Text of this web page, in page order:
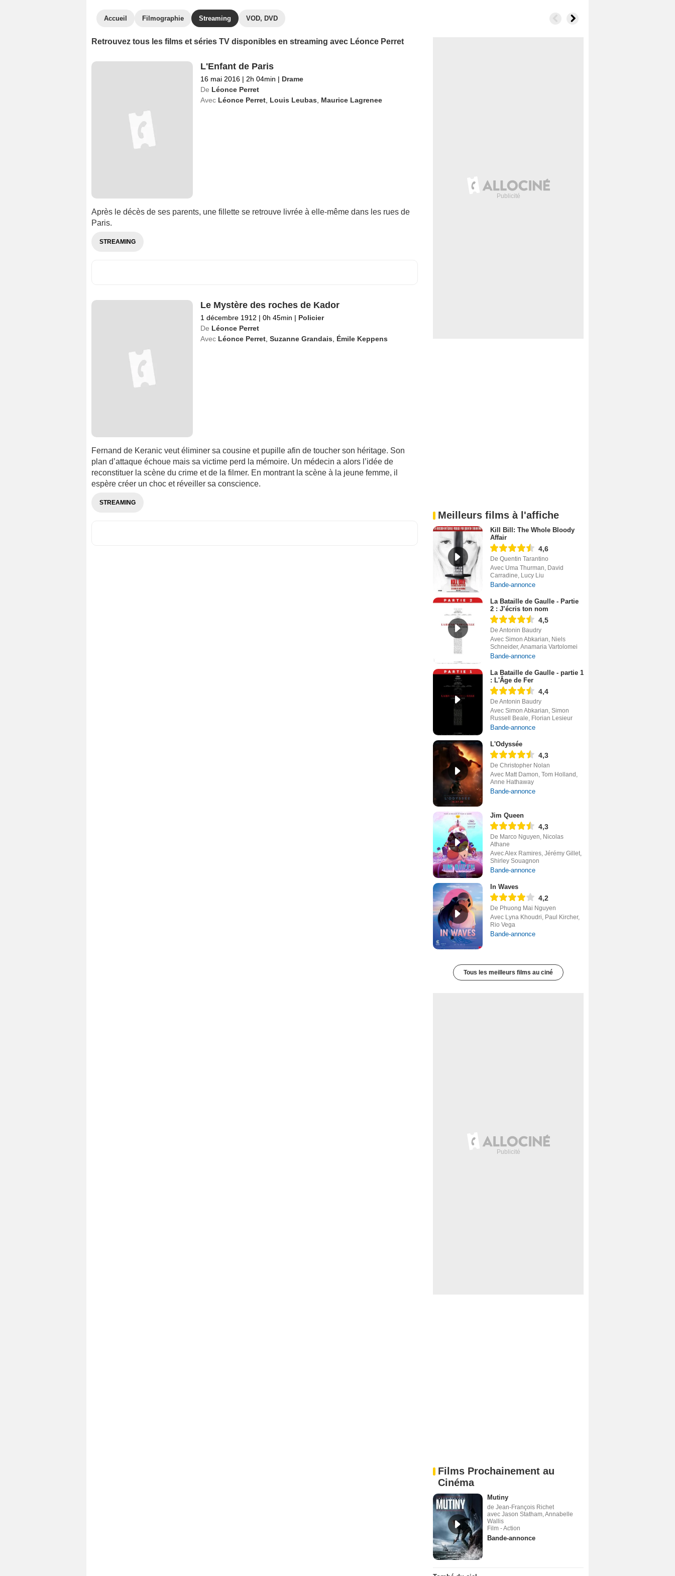
Accueil Filmographie Streaming VOD, DVD
Retrouvez tous les films et séries TV disponibles en streaming avec Léonce Perret
L'Enfant de Paris
16 mai 2016 | 2h 04min | Drame
De Léonce Perret
Avec Léonce Perret, Louis Leubas Maurice Lagrenee
Après le décès de ses parents, une fillette se retrouve livrée à elle-même dans les rues de
Paris.
STREAMING
Le Mystère des roches de Kador
1 décembre 1912 | 0h 45min | Policier
De Léonce Perret
Avec Léonce Perret, Suzanne Grandais, Émile Keppens
Fernand de Keranic veut éliminer sa cousine et pupille afin de toucher son héritage. Son
plan d’attaque échoue mais sa victime perd la mémoire. Un médecin a alors l’idée de
reconstituer la scène du crime et de la filmer. En montrant la scène à la jeune femme, il
espère créer un choc et réveiller sa conscience.
STREAMING
Meilleurs films à l'affiche
Kill Bill: The Whole Bloody
Affair
4,6
De Quentin Tarantino
Avec Uma Thurman, David
Carradine, Lucy Liu
Bande-annonce
La Bataille de Gaulle - Partie
2 : J’écris ton nom
4,5
De Antonin Baudry
Avec Simon Abkarian, Niels
Schneider, Anamaria Vartolomei
Bande-annonce
La Bataille de Gaulle - partie 1
: L'Âge de Fer
4,4
De Antonin Baudry
Avec Simon Abkarian, Simon
Russell Beale, Florian Lesieur
Bande-annonce
L'Odyssée
4,3
De Christopher Nolan
Avec Matt Damon, Tom Holland,
Anne Hathaway
Bande-annonce
Jim Queen
4,3
De Marco Nguyen, Nicolas
Athane
Avec Alex Ramires, Jérémy Gillet,
Shirley Souagnon
Bande-annonce
In Waves
4,2
De Phuong Mai Nguyen
Avec Lyna Khoudri, Paul Kircher,
Rio Vega
Bande-annonce
Tous les meilleurs films au ciné
Films Prochainement au
Cinéma
Mutiny
de Jean-François Richet
avec Jason Statham, Annabelle
Wallis
Film - Action
Bande-annonce